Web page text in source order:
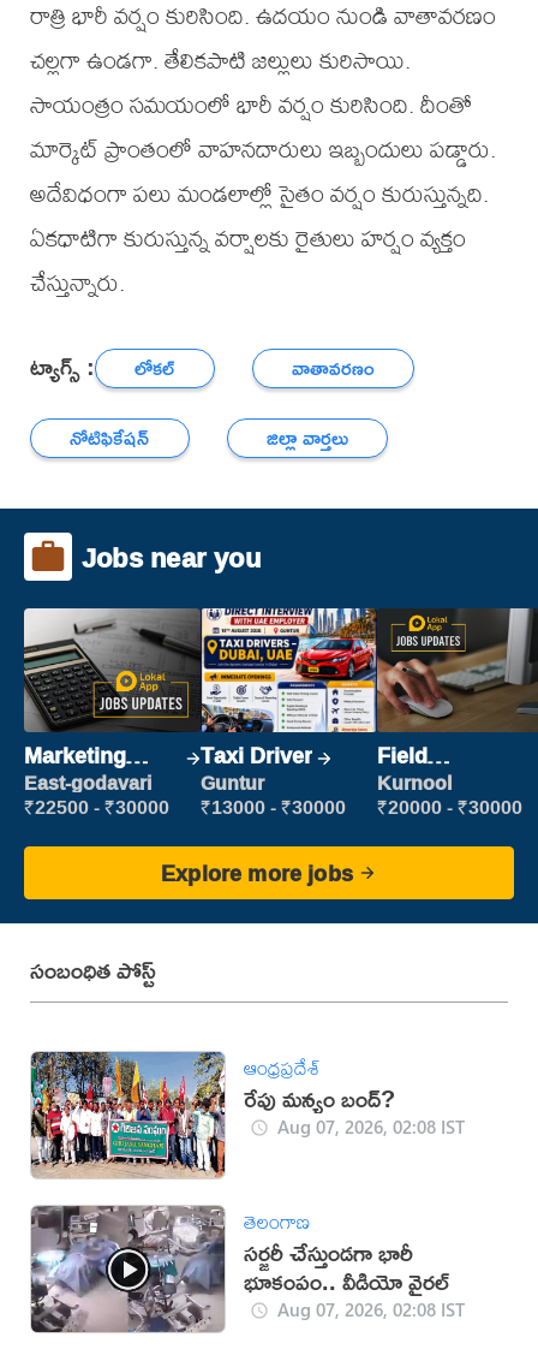
రాత్రి భారీ వర్షం కురిసింది. ఉదయం నుండి వాతావరణం
చల్లగా ఉండగా. తేలికపాటి జల్లులు కురిసాయి.
సాయంత్రం సమయంలో భారీ వర్షం కురిసింది. దీంతో
మార్కెట్ ప్రాంతంలో వాహనదారులు ఇబ్బందులు పడ్డారు.
అదేవిధంగా పలు మండలాల్లో సైతం వర్షం కురుస్తున్నది.
ఏకధాటిగా కురుస్తున్న వర్షాలకు రైతులు హర్షం వ్యక్తం
చేస్తున్నారు.
ట్యాగ్స్ : లోకల్
వాతావరణం
నోటిఫికేషన్
జిల్లా వార్తలు
Jobs near you
Marketing
Executive
East-godavari
₹22500 - ₹30000
Taxi Driver
Guntur
₹13000 - ₹30000
Field
Marketing
Executive
Kurnool
₹20000 - ₹30000
Explore more jobs
సంబంధిత పోస్ట్
ఆంధ్రప్రదేశ్
రేపు మన్యం బంద్‌?
Aug 07, 2026, 02:08 IST
తెలంగాణ
సర్జరీ చేస్తుండగా భారీ
భూకంపం.. వీడియో వైరల్
Aug 07, 2026, 02:08 IST